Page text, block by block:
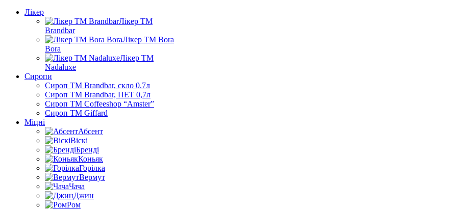
Лікер
Лікер ТМ
Brandbar
Лікер ТМ Bora
Bora
Лікер ТМ
Nadaluxe
Сиропи
Сироп TM Brandbar, скло 0.7л
Сироп TM Brandbar, ПЕТ 0,7л
Сироп TM Coffeeshop “Amster”
Сироп TM Giffard
Міцні
Абсент
Віскі
Бренді
Коньяк
Горілка
Вермут
Чача
Джин
Ром